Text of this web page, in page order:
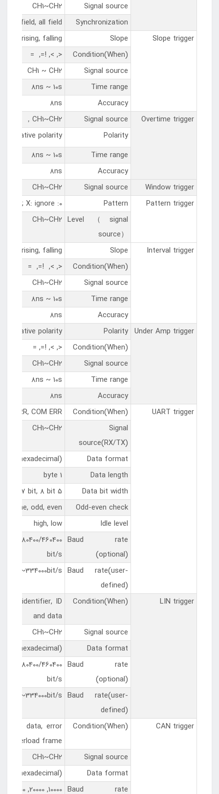
Signal source
CH1~CH2
Synchronization
even field, all field
Slope trigger
Slope
rising, falling
Condition(When)
<, >, !=, =
Signal source
CH1 ~ CH2
Time range
8ns ~ 10s
Accuracy
8ns
Overtime trigger
Signal source
CH1~CH2，
Polarity
negative polarity
Time range
8ns ~ 10s
Accuracy
8ns
Window trigger
Signal source
CH1~CH2
Pattern trigger
Pattern
0: low level; 1: high level; X: ignore
Level（signal
source）
CH1~CH2
Interval trigger
Slope
rising, falling
Condition(When)
<, >, !=, =
Signal source
CH1~CH2
Time range
8ns ~ 10s
Accuracy
8ns
Under Amp trigger
Polarity
negative polarity
Condition(When)
<, >, !=, =
Signal source
CH1~CH2
Time range
8ns ~ 10s
Accuracy
8ns
UART trigger
Condition(When)
ERR, COM ERR
Signal
source(RX/TX)
CH1~CH2
Data format
Hex (hexadecimal)
Data length
1 byte
Data bit width
5 bit, 6 bit, 7 bit, 8 bit
Odd-even check
none, odd, even
Idle level
high, low
Baud rate
(optional)
380400/460400
bit/s
Baud rate(user-
defined)
s~334000bit/s
LIN trigger
Condition(When)
identifier, ID
and data
Signal source
CH1~CH2
Data format
Hex (hexadecimal)
Baud rate
(optional)
380400/460400
bit/s
Baud rate(user-
defined)
s~334000bit/s
CAN trigger
Condition(When)
data, error
overload frame
Signal source
CH1~CH2
Data format
Hex (hexadecimal)
Baud rate
10000, 20000, 33300, 500000, 62500, 83300, 100000, 125000, 250000, 500000, 800000, 1000000